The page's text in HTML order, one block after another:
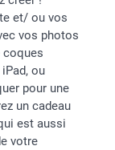
et/ ou vos
vos photos
coques
ou
pour une
un cadeau
est aussi
votre